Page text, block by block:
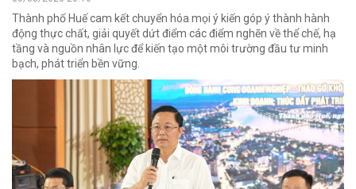
Thành phố Huế cam kết chuyển hóa mọi ý kiến góp ý thành hành
động thực chất, giải quyết dứt điểm các điểm nghẽn về thể chế, hạ
tầng và nguồn nhân lực để kiến tạo một môi trường đầu tư minh
bạch, phát triển bền vững.